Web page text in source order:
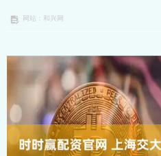
网站：和兴网